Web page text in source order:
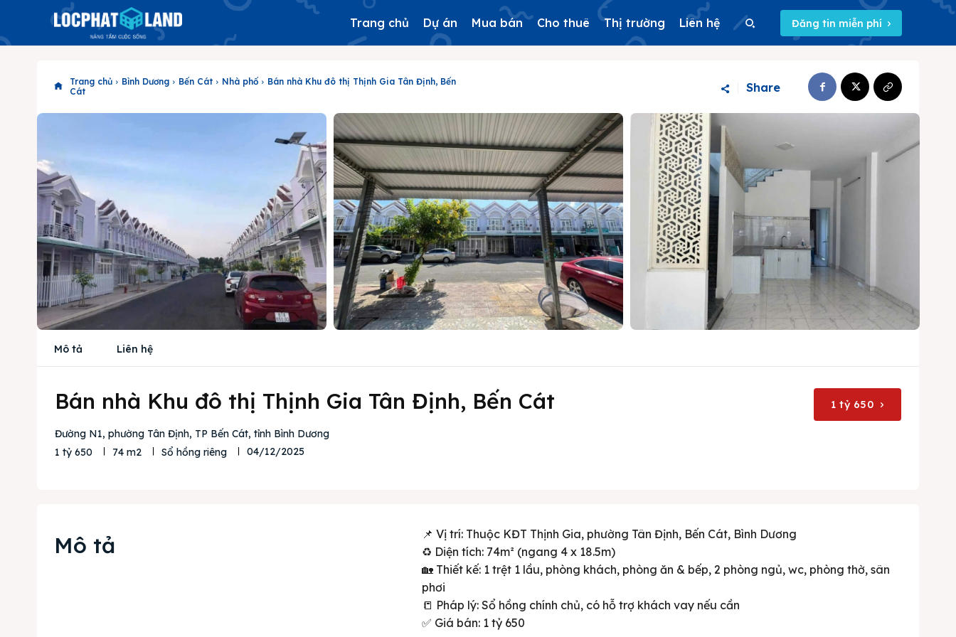
Search
Trang chủ Dự án Mua bán Cho thuê Thị trường Liên hệ Đăng tin miễn phí
Trang chủ Bình Dương Bến Cát Nhà phố
Bán nhà Khu đô thị Thịnh Gia Tân Định, Bến
Cát
Share
Mô tả Liên hệ
Bán nhà Khu đô thị Thịnh Gia Tân Định, Bến Cát
Đường N1, phường Tân Định, TP Bến Cát, tỉnh Bình Dương
1 tỷ 650
74 m2 Sổ hồng riêng 04/12/2025
1 tỷ 650
Mô tả
📌 Vị trí: Thuộc KĐT Thịnh Gia, phường Tân Định, Bến Cát, Bình Dương
♻️ Diện tích: 74m² (ngang 4 x 18.5m)
🏡 Thiết kế: 1 trệt 1 lầu, phòng khách, phòng ăn & bếp, 2 phòng ngủ, wc, phòng thờ, sân
phơi
📒 Pháp lý: Sổ hồng chính chủ, có hỗ trợ khách vay nếu cần
✅ Giá bán: 1 tỷ 650